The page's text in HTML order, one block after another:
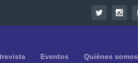
Eventos Quiénes somos